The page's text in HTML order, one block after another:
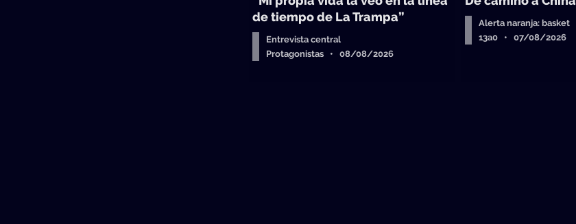
de tiempo de La Trampa”
Entrevista central
Protagonistas • 08/08/2026
Alerta naranja: basket
13a0 • 07/08/2026